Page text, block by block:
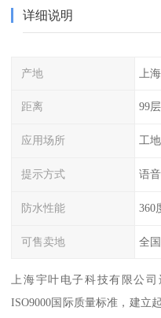
详细说明
产地 上海
距离 99层
应用场所 工地
提示方式 语
防水性能 360
可售卖地 全国
上海宇叶电子科技有限公
ISO9000国际质量标准，建立